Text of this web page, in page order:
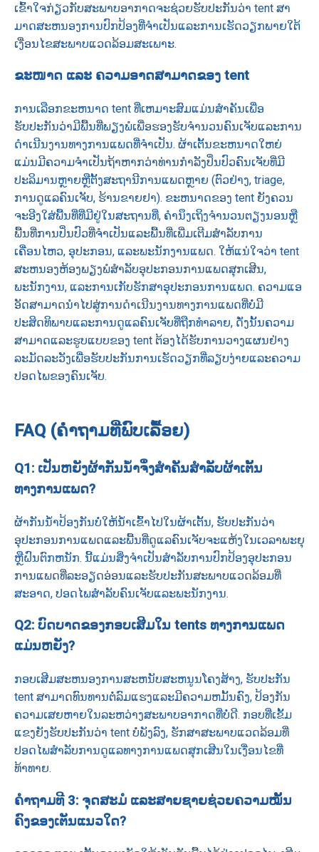
ເຂົ້າໃຈກ່ຽວກັບສະພາບອາກາດຈະຊ່ວຍຮັບປະກັນວ່າ tent ສາ
ມາດສະຫນອງການປົກປ້ອງທີ່ຈໍາເປັນແລະການເຮັດວຽກພາຍໃຕ້
ເງື່ອນໄຂສະພາບແວດລ້ອມສະເພາະ.
ຂະໜາດ ແລະ ຄວາມອາດສາມາດຂອງ tent
ການເລືອກຂະຫນາດ tent ທີ່ເຫມາະສົມແມ່ນສໍາຄັນເພື່ອ
ຮັບປະກັນວ່າມີພື້ນທີ່ພຽງພໍເພື່ອຮອງຮັບຈໍານວນຄົນເຈັບແລະການ
ດໍາເນີນງານທາງການແພດທີ່ຈໍາເປັນ. ຜ້າເຕັ້ນຂະຫນາດໃຫຍ່
ແມ່ນມີຄວາມຈໍາເປັນຖ້າຫາກວ່າທ່ານກໍາລັງປິ່ນປົວຄົນເຈັບທີ່ມີ
ປະລິມານຫຼາຍຫຼືຕັ້ງສະຖານີການແພດຫຼາຍ (ຕົວຢ່າງ, triage,
ການດູແລຄົນເຈັບ, ຮ້ານຂາຍຢາ). ຂະຫນາດຂອງ tent ຍັງຄວນ
ຈະອີງໃສ່ພື້ນທີ່ທີ່ມີຢູ່ໃນສະຖານທີ່, ຄໍານຶງເຖິງຈໍານວນຕຽງນອນຫຼື
ພື້ນທີ່ການປິ່ນປົວທີ່ຈໍາເປັນແລະພື້ນທີ່ເພີ່ມເຕີມສໍາລັບການ
ເຄື່ອນໄຫວ, ອຸປະກອນ, ແລະພະນັກງານແພດ. ໃຫ້ແນ່ໃຈວ່າ tent
ສະຫນອງຫ້ອງພຽງພໍສໍາລັບອຸປະກອນການແພດສຸກເສີນ,
ພະນັກງານ, ແລະການເກັບຮັກສາອຸປະກອນການແພດ. ຄວາມແອ
ອັດສາມາດນໍາໄປສູ່ການດໍາເນີນງານທາງການແພດທີ່ບໍ່ມີ
ປະສິດທິພາບແລະການດູແລຄົນເຈັບທີ່ຖືກທໍາລາຍ, ດັ່ງນັ້ນຄວາມ
ສາມາດແລະຮູບແບບຂອງ tent ຕ້ອງໄດ້ຮັບການວາງແຜນຢ່າງ
ລະມັດລະວັງເພື່ອຮັບປະກັນການເຮັດວຽກທີ່ລຽບງ່າຍແລະຄວາມ
ປອດໄພຂອງຄົນເຈັບ.
FAQ (ຄໍາຖາມທີ່ພົບເລື້ອຍ)
Q1: ເປັນຫຍັງຜ້າກັນນ້ໍາຈຶ່ງສໍາຄັນສໍາລັບຜ້າເຕັ້ນ
ທາງການແພດ?
ຜ້າກັນນ້ໍາປ້ອງກັນບໍ່ໃຫ້ນ້ໍາເຂົ້າໄປໃນຜ້າເຕັ້ນ, ຮັບປະກັນວ່າ
ອຸປະກອນການແພດແລະພື້ນທີ່ດູແລຄົນເຈັບຈະແຫ້ງໃນເວລາພະຍຸ
ຫຼືຝົນຕົກຫນັກ. ນີ້ແມ່ນສິ່ງຈໍາເປັນສໍາລັບການປົກປ້ອງອຸປະກອນ
ການແພດທີ່ລະອຽດອ່ອນແລະຮັບປະກັນສະພາບແວດລ້ອມທີ່
ສະອາດ, ປອດໄພສໍາລັບຄົນເຈັບແລະພະນັກງານ.
Q2: ບົດບາດຂອງກອບເສີມໃນ tents ທາງການແພດ
ແມ່ນຫຍັງ?
ກອບເສີມສະຫນອງການສະຫນັບສະຫນູນໂຄງສ້າງ, ຮັບປະກັນ
tent ສາມາດທົນທານຕໍ່ລົມແຮງແລະມີຄວາມຫມັ້ນຄົງ, ປ້ອງກັນ
ຄວາມເສຍຫາຍໃນລະຫວ່າງສະພາບອາກາດທີ່ບໍ່ດີ. ກອບທີ່ເຂັ້ມ
ແຂງຍັງຮັບປະກັນວ່າ tent ບໍ່ພັງລົງ, ຮັກສາສະພາບແວດລ້ອມທີ່
ປອດໄພສໍາລັບການດູແລທາງການແພດສຸກເສີນໃນເງື່ອນໄຂທີ່
ທ້າທາຍ.
ຄໍາຖາມທີ 3: ຈຸດສະມໍ ແລະສາຍຊາຍຊ່ວຍຄວາມໝັ້ນ
ຄົງຂອງເຕັນແນວໃດ?